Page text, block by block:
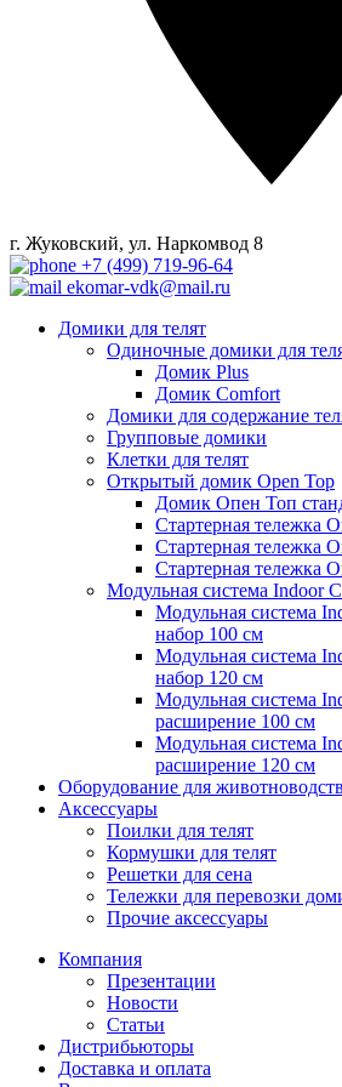
г. Жуковский, ул. Наркомвод 8
+7 (499) 719-96-64
ekomar-vdk@mail.ru
Домики для телят
Одиночные домики для
Домик Plus
Домик Comfort
Домики для содержание
Групповые домики
Клетки для телят
Открытый домик Open Top
Домик Опен Топ
Стартерная тележка
Стартерная тележка
Стартерная тележка
Модульная система Indoor
Модульная система
набор 100 см
Модульная система
набор 120 см
Модульная система
расширение 100 см
Модульная система
расширение 120 см
Оборудование для
Аксессуары
Поилки для телят
Кормушки для телят
Решетки для сена
Тележки для перевозки
Прочие аксессуары
Компания
Презентации
Новости
Статьи
Дистрибьюторы
Доставка и оплата